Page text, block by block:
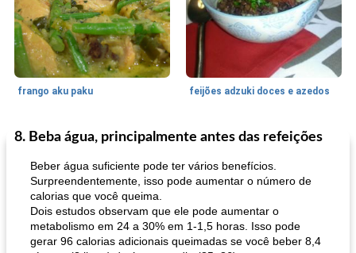
frango aku paku feijões adzuki doces e azedos
30min
Bolos 70min
Sudoeste da Ásia (Oriente Médio)
8. Beba água, principalmente antes das refeições
Beber água suficiente pode ter vários benefícios.
Surpreendentemente, isso pode aumentar o número de
calorias que você queima.
Dois estudos observam que ele pode aumentar o
metabolismo em 24 a 30% em 1-1,5 horas. Isso pode
gerar 96 calorias adicionais queimadas se você beber 8,4